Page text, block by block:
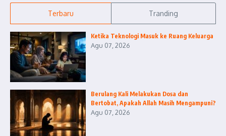
Terbaru Tranding
Ketika Teknologi Masuk ke Ruang Keluarga
Agu 07, 2026
Berulang Kali Melakukan Dosa dan
Bertobat, Apakah Allah Masih Mengampuni?
Agu 07, 2026